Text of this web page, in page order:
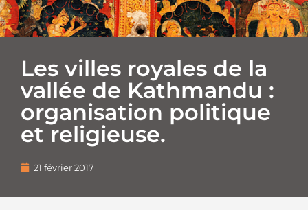
Les villes royales de la
vallée de Kathmandu :
organisation politique
et religieuse.
21 février 2017